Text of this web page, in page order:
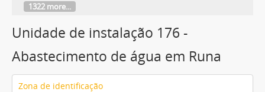
1322 more...
Unidade de instalação 176 -
Abastecimento de água em Runa
Zona de identificação